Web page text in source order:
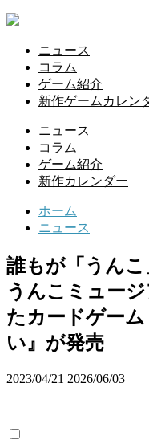
ニュース
コラム
ゲーム紹介
新作ゲームカレン
ニュース
コラム
ゲーム紹介
新作カレンダー
ホーム
ニュース
誰もが「うん
うんこミュー
たカードゲー
い』が発売
2023/04/21 2026/06/03